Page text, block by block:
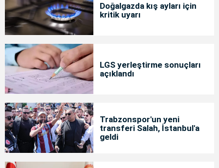
Doğalgazda kış ayları için
kritik uyarı
LGS yerleştirme sonuçları
açıklandı
Trabzonspor'un yeni
transferi Salah, İstanbul'a
geldi